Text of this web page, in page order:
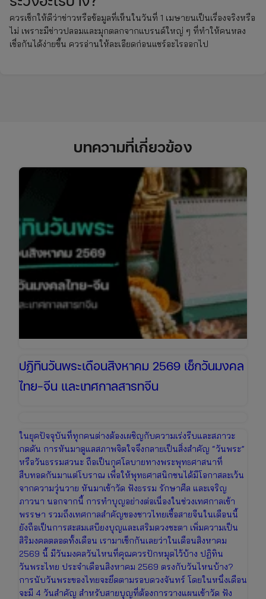
ควรเช็กให้ดีว่าข่าวหรือข้อมูลที่เห็นในวันที่ 1 เมษายนเป็นเรื่องจริงหรือ
ไม่ เพราะมีข่าวปลอมและมุกตลกจากแบรนด์ใหญ่ ๆ ที่ทำให้คนหลง
เชื่อกันได้ง่ายขึ้น ควรอ่านให้ละเอียดก่อนแชร์อะไรออกไป
บทความที่เกี่ยวข้อง
ปฏิทินวันพระเดือนสิงหาคม 2569 เช็กวันมงคล
ไทย-จีน และเทศกาลสารทจีน
ในยุคปัจจุบันที่ทุกคนต่างต้องเผชิญกับความเร่งรีบและสภาวะ
กดดัน การหันมาดูแลสภาพจิตใจจึงกลายเป็นสิ่งสำคัญ “วันพระ”
หรือวันธรรมสวนะ ถือเป็นกุศโลบายทางพระพุทธศาสนาที่
สืบทอดกันมาแต่โบราณ เพื่อให้พุทธศาสนิกชนได้มีโอกาสละเว้น
จากความวุ่นวาย หันมาเข้าวัด ฟังธรรม รักษาศีล และเจริญ
ภาวนา นอกจากนี้ การทำบุญอย่างต่อเนื่องในช่วงเทศกาลเข้า
พรรษา รวมถึงเทศกาลสำคัญของชาวไทยเชื้อสายจีนในเดือนนี้
ยังถือเป็นการสะสมเสบียงบุญและเสริมดวงชะตา เพิ่มความเป็น
สิริมงคลตลอดทั้งเดือน เรามาเช็กกันเลยว่าในเดือนสิงหาคม
2569 นี้ มีวันมงคลวันไหนที่คุณควรปักหมุดไว้บ้าง ปฏิทิน
วันพระไทย ประจำเดือนสิงหาคม 2569 ตรงกับวันไหนบ้าง?
การนับวันพระของไทยจะยึดตามรอบดวงจันทร์ โดยในหนึ่งเดือน
จะมี 4 วันสำคัญ สำหรับสายบุญที่ต้องการวางแผนเข้าวัด ฟัง